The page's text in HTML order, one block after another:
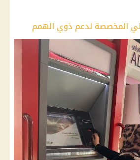
المخصصة لدعم ذوي الهمم